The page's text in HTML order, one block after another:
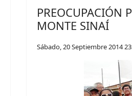
PREOCUPACIÓN
MONTE SINAÍ
Sábado, 20 Septiembre 2014